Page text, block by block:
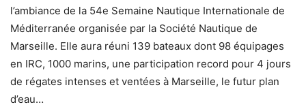
l’ambiance de la 54e Semaine Nautique Internationale de
Méditerranée organisée par la Société Nautique de
Marseille. Elle aura réuni 139 bateaux dont 98 équipages
en IRC, 1000 marins, une participation record pour 4 jours
de régates intenses et ventées à Marseille, le futur plan
d’eau…